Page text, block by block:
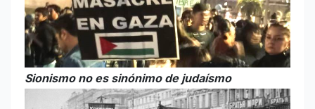
Sionismo no es sinónimo de judaísmo